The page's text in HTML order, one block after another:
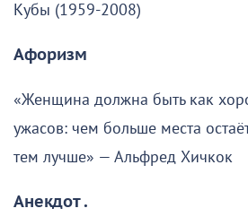
Кубы (1959-2008)
Афоризм
«Женщина должна быть как
ужасов: чем больше места
тем лучше» — Альфред Хичкок
Анекдот .